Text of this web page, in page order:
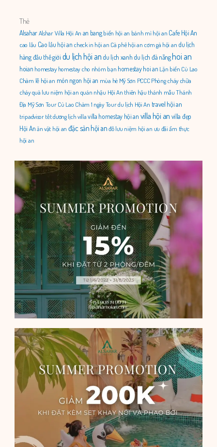
Thẻ
AlsaharAlshar Villa Hội An an bang biển hội an bánh mì hội an Cafe Hội An
cao lầu Cao lầu hội an check in hội an Cà phê hội an cơm gà hội an du lịch
hàng đầu thế giới du lịch hội an du lịch xanh du lịch đà nẵnghoi an
hoian homestay homestay cho nhóm bạn homestay hoi an Lặn biển Cù Lao
Chàm lễ hội an món ngon hội an mùa hè Mỹ Sơn PCCC Phòng cháy chữa
cháyquà lưu niệm hội an quán nhậu Hội An thiên hậu thánh mẫu Thánh
Địa Mỹ Sơn Tour Cù Lao Chàm 1 ngàyTour du lịch Hội An travel hội an
tripadvisor tết dương lịchvillavilla homestay hội an villa hội an villa đẹp
Hội Anăn vặt hội an đặc sản hội an đồ lưu niệm hội an ưu đãi ẩm thực
hội an